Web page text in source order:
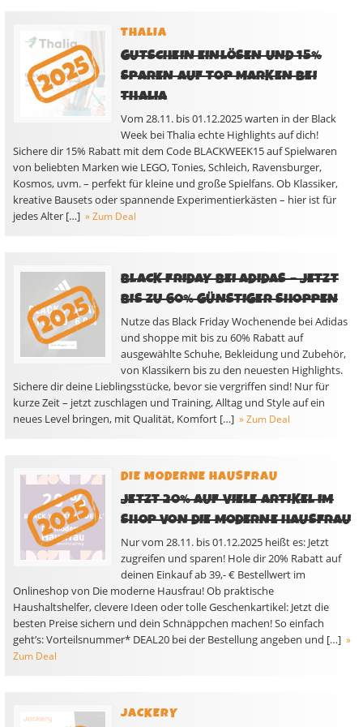
THALIA
GUTSCHEIN EINLÖSEN UND 15%
SPAREN AUF TOP MARKEN BEI
THALIA
Vom 28.11. bis 01.12.2025 warten in der Black
Week bei Thalia echte Highlights auf dich!
Sichere dir 15% Rabatt mit dem Code BLACKWEEK15 auf Spielwaren
von beliebten Marken wie LEGO, Tonies, Schleich, Ravensburger,
Kosmos, uvm. – perfekt für kleine und große Spielfans. Ob Klassiker,
kreative Bausets oder spannende Experimentierkästen – hier ist für
jedes Alter […] » Zum Deal
BLACK FRIDAY BEI ADIDAS – JETZT
BIS ZU 60% GÜNSTIGER SHOPPEN
Nutze das Black Friday Wochenende bei Adidas
und shoppe mit bis zu 60% Rabatt auf
ausgewählte Schuhe, Bekleidung und Zubehör,
von Klassikern bis zu den neuesten Highlights.
Sichere dir deine Lieblingsstücke, bevor sie vergriffen sind! Nur für
kurze Zeit – jetzt zuschlagen und Training, Alltag und Style auf ein
neues Level bringen, mit Qualität, Komfort […] » Zum Deal
DIE MODERNE HAUSFRAU
JETZT 20% AUF VIELE ARTIKEL IM
SHOP VON DIE MODERNE HAUSFRAU
Nur vom 28.11. bis 01.12.2025 heißt es: Jetzt
zugreifen und sparen! Hole dir 20% Rabatt auf
deinen Einkauf ab 39,- € Bestellwert im
Onlineshop von Die moderne Hausfrau! Ob praktische
Haushaltshelfer, clevere Ideen oder tolle Geschenkartikel: Jetzt die
besten Preise sichern und dein Schnäppchen machen! So einfach
geht’s: Vorteilsnummer* DEAL20 bei der Bestellung angeben und […] »
Zum Deal
JACKERY